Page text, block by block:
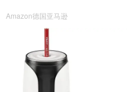
Amazon德国亚马逊